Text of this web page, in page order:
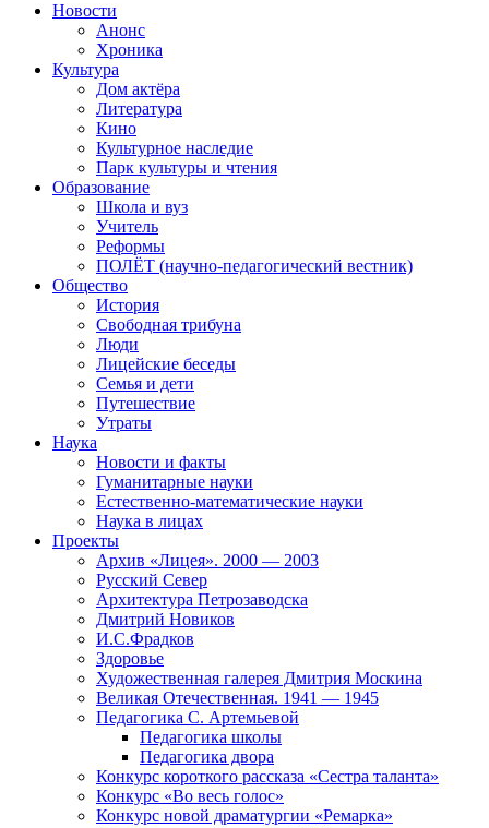
Новости
Анонс
Хроника
Культура
Дом актёра
Литература
Кино
Культурное наследие
Парк культуры и чтения
Образование
Школа и вуз
Учитель
Реформы
ПОЛЁТ (научно-педагогический вестник)
Общество
История
Свободная трибуна
Люди
Лицейские беседы
Семья и дети
Путешествие
Утраты
Наука
Новости и факты
Гуманитарные науки
Естественно-математические науки
Наука в лицах
Проекты
Архив «Лицея». 2000 — 2003
Русский Север
Архитектура Петрозаводска
Дмитрий Новиков
И.С.Фрадков
Здоровье
Художественная галерея Дмитрия Москина
Великая Отечественная. 1941 — 1945
Педагогика С. Артемьевой
Педагогика школы
Педагогика двора
Конкурс короткого рассказа «Сестра таланта»
Конкурс «Во весь голос»
Конкурс новой драматургии «Ремарка»